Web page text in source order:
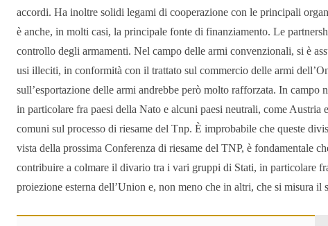
accordi. Ha inoltre solidi legami di cooperazione con le principali
è anche, in molti casi, la principale fonte di finanziamento. Le
controllo degli armamenti. Nel campo delle armi convenzionali, si è
usi illeciti, in conformità con il trattato sul commercio delle armi
sull’esportazione delle armi andrebbe però molto rafforzata. In campo
in particolare fra paesi della Nato e alcuni paesi neutrali, come
comuni sul processo di riesame del Tnp. È improbabile che queste
vista della prossima Conferenza di riesame del TNP, è fondamentale
contribuire a colmare il divario tra i vari gruppi di Stati, in particolare
proiezione esterna dell’Union e, non meno che in altri, che si misura